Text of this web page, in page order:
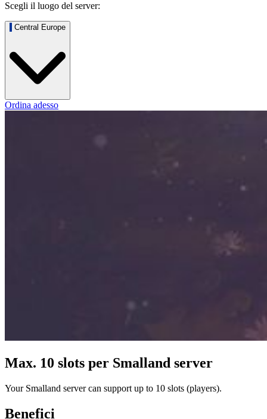
Scegli il luogo del server:
Central Europe
Ordina adesso
Max. 10 slots per Smalland server
Your Smalland server can support up to 10 slots (players).
Benefici